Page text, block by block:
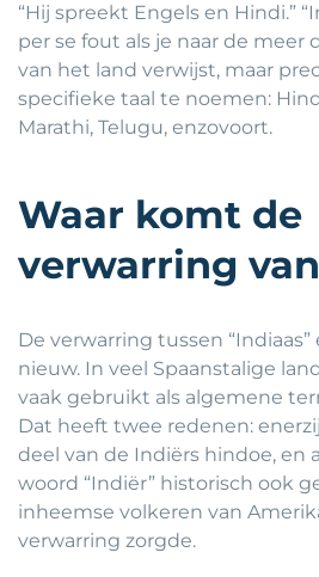
“Hij spreekt Engels en Hindi.”
per se fout als je naar de meer
van het land verwijst, maar
specifieke taal te noemen:
Marathi, Telugu, enzovoort.
Waar komt de
verwarring
De verwarring tussen “Indiaas”
nieuw. In veel Spaanstalige
vaak gebruikt als algemene
Dat heeft twee redenen:
deel van de Indiërs hindoe, en
woord “Indiër” historisch ook
inheemse volkeren van
verwarring zorgde.